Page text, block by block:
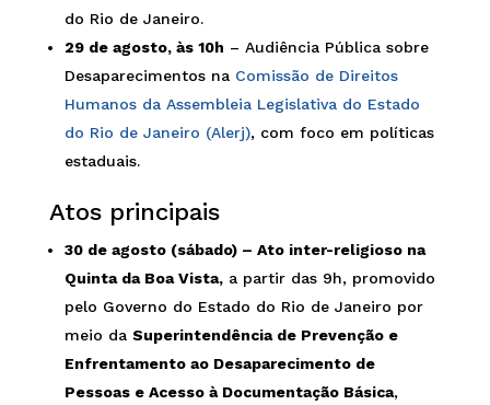
do Rio de Janeiro.
29 de agosto, às 10h – Audiência Pública sobre
Desaparecimentos na Comissão de Direitos
Humanos da Assembleia Legislativa do Estado
do Rio de Janeiro (Alerj), com foco em políticas
estaduais.
Atos principais
30 de agosto (sábado) – Ato inter-religioso na
Quinta da Boa Vista,a partir das 9h, promovido
pelo Governo do Estado do Rio de Janeiro por
meio da Superintendência de Prevenção e
Enfrentamento ao Desaparecimento de
Pessoas e Acesso à Documentação Básica,